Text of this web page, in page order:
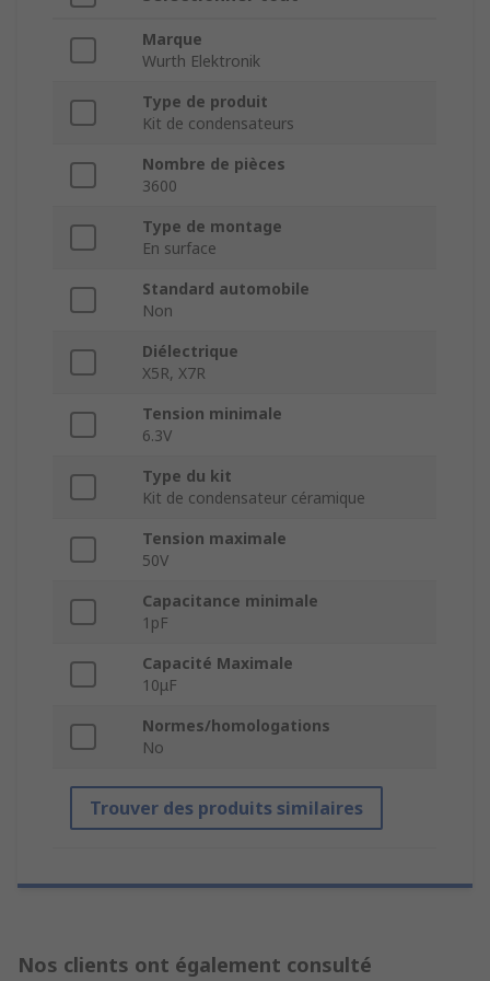
Marque
Wurth Elektronik
Type de produit
Kit de condensateurs
Nombre de pièces
3600
Type de montage
En surface
Standard automobile
Non
Diélectrique
X5R, X7R
Tension minimale
6.3V
Type du kit
Kit de condensateur céramique
Tension maximale
50V
Capacitance minimale
1pF
Capacité Maximale
10μF
Normes/homologations
No
Trouver des produits similaires
Nos clients ont également consulté